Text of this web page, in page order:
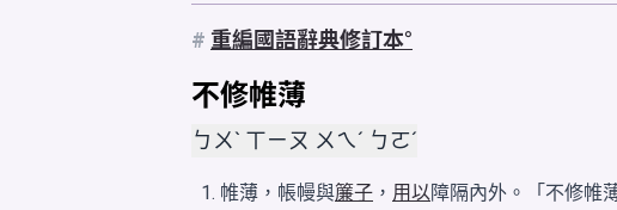
# 重編國語辭典修訂本
不修帷薄
ㄅㄨˋ ㄒㄧㄡ ㄨㄟˊ ㄅㄛˊ
帷薄，帳幔與簾子 ， 用以障隔內外。「不修帷薄